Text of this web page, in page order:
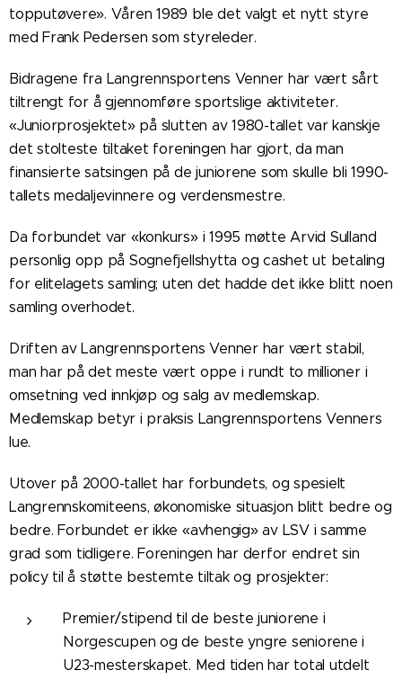
topputøvere». Våren 1989 ble det valgt et nytt styre
med Frank Pedersen som styreleder.
Bidragene fra Langrennsportens Venner har vært sårt
tiltrengt for å gjennomføre sportslige aktiviteter.
«Juniorprosjektet» på slutten av 1980-tallet var kanskje
det stolteste tiltaket foreningen har gjort, da man
finansierte satsingen på de juniorene som skulle bli 1990-
tallets medaljevinnere og verdensmestre.
Da forbundet var «konkurs» i 1995 møtte Arvid Sulland
personlig opp på Sognefjellshytta og cashet ut betaling
for elitelagets samling; uten det hadde det ikke blitt noen
samling overhodet.
Driften av Langrennsportens Venner har vært stabil,
man har på det meste vært oppe i rundt to millioner i
omsetning ved innkjøp og salg av medlemskap.
Medlemskap betyr i praksis Langrennsportens Venners
lue.
Utover på 2000-tallet har forbundets, og spesielt
Langrennskomiteens, økonomiske situasjon blitt bedre og
bedre. Forbundet er ikke «avhengig» av LSV i samme
grad som tidligere. Foreningen har derfor endret sin
policy til å støtte bestemte tiltak og prosjekter:
Premier/stipend til de beste juniorene i
Norgescupen og de beste yngre seniorene i
U23-mesterskapet. Med tiden har total utdelt